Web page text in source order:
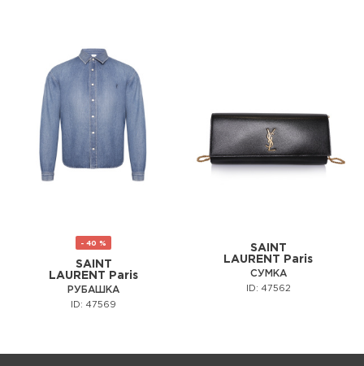
- 40 %
SAINT
LAURENT Paris
РУБАШКА
ID: 47569
SAINT
LAURENT Paris
СУМКА
ID: 47562